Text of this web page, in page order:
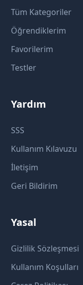
Tüm Kategoriler
Öğrendiklerim
Favorilerim
Testler
Yardım
SSS
Kullanım Kılavuzu
İletişim
Geri Bildirim
Yasal
Gizlilik Sözleşmesi
Kullanım Koşulları